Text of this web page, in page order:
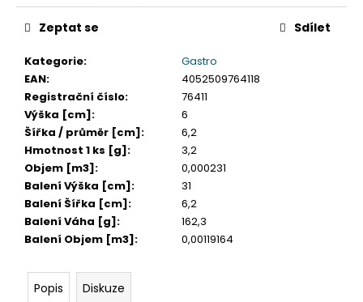
Kategorie:
Gastro
EAN:
4052509764118
Registrační číslo:
76411
Výška [cm]:
6
Šířka / průměr [cm]:
6,2
Hmotnost 1 ks [g]:
3,2
Objem [m3]:
0,000231
Balení Výška [cm]:
31
Balení Šířka [cm]:
6,2
Balení Váha [g]:
162,3
Balení Objem [m3]: 0,00119164
Zeptat se Sdílet
Popis Diskuze
č
u
e
m
e
ETIKETA,
70X37
MM,
240
KS/
BAL.
59